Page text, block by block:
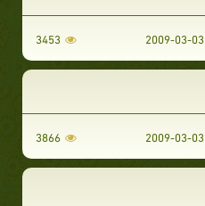
2009-03-03
3453
2009-03-03
3866